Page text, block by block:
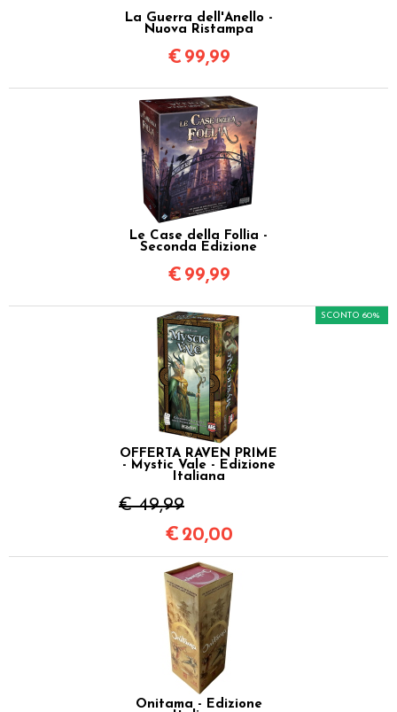
La Guerra dell'Anello -
Nuova Ristampa
€ 99,99
Le Case della Follia -
Seconda Edizione
€ 99,99
OFFERTA RAVEN PRIME
- Mystic Vale - Edizione
Italiana
€ 49,99
SCONTO 60%
€ 20,00
Onitama - Edizione